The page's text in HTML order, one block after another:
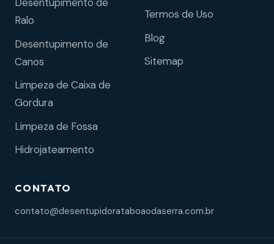
Ralo
Desentupimento de
Canos
Limpeza de Caixa de
Gordura
Limpeza de Fossa
Hidrojateamento
Termos de Uso
Blog
Sitemap
CONTATO
contato@desentupidorataboaodaserra.com.br